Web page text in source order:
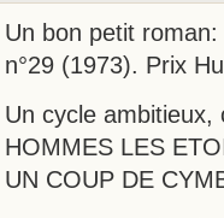
Un bon petit
n°29 (1973). Prix
Un cycle ambitieux,
HOMMES LES
UN COUP DE